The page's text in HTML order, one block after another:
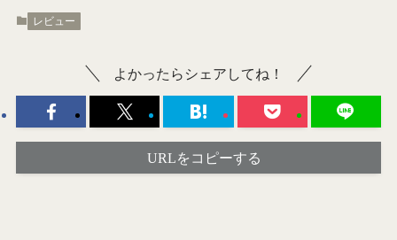
レビュー
よかったらシェアしてね！
URLをコピーする